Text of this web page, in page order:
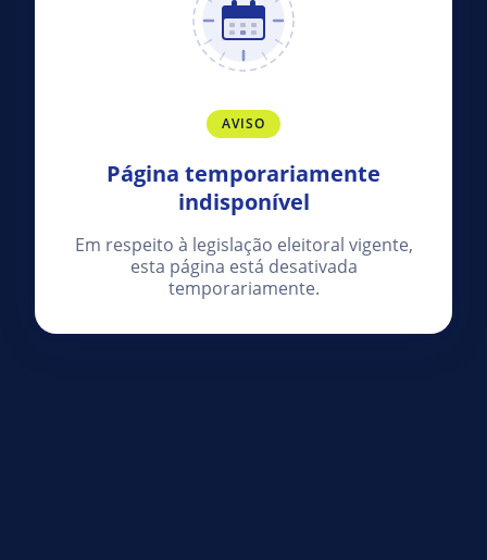
AVISO
Página temporariamente
indisponível
Em respeito à legislação eleitoral vigente,
esta página está desativada
temporariamente.